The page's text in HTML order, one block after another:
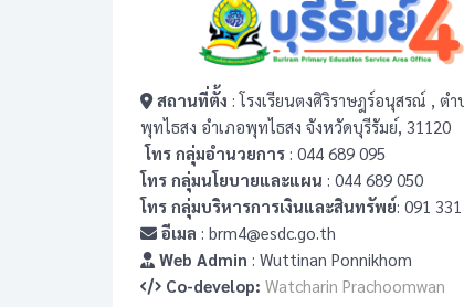
สถานที่ตั้ง : โรงเรียนตงศิริราษฎร์อนุสรณ์ , ตำ
พุทไธสง อำเภอพุทไธสง จังหวัดบุรีรัมย์, 31120
โทร กลุ่มอำนวยการ : 044 689 095
โทร กลุ่มนโยบายและแผน : 044 689 050
โทร กลุ่มบริหารการเงินและสินทรัพย์: 091
อีเมล : brm4@esdc.go.th
Web Admin : Wuttinan Ponnikhom
Co-develop: Watcharin Prachoomwan